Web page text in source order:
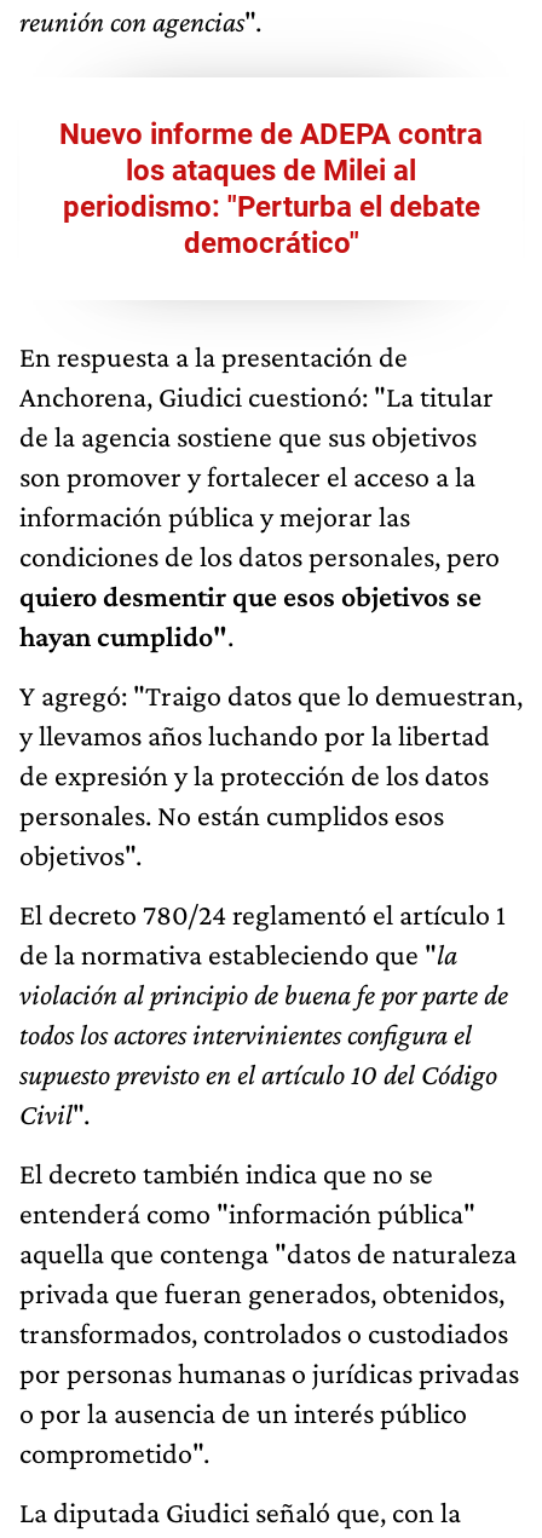
reunión con agencias".
Nuevo informe de ADEPA contra
los ataques de Milei al
periodismo: "Perturba el debate
democrático"
En respuesta a la presentación de
Anchorena, Giudici cuestionó: "La titular
de la agencia sostiene que sus objetivos
son promover y fortalecer el acceso a la
información pública y mejorar las
condiciones de los datos personales, pero
quiero desmentir que esos objetivos se
hayan cumplido".
Y agregó: "Traigo datos que lo demuestran,
y llevamos años luchando por la libertad
de expresión y la protección de los datos
personales. No están cumplidos esos
objetivos".
El decreto 780/24 reglamentó el artículo 1
de la normativa estableciendo que "la
violación al principio de buena fe por parte de
todos los actores intervinientes configura el
supuesto previsto en el artículo 10 del Código
Civil".
El decreto también indica que no se
entenderá como "información pública"
aquella que contenga "datos de naturaleza
privada que fueran generados, obtenidos,
transformados, controlados o custodiados
por personas humanas o jurídicas privadas
o por la ausencia de un interés público
comprometido".
La diputada Giudici señaló que, con la